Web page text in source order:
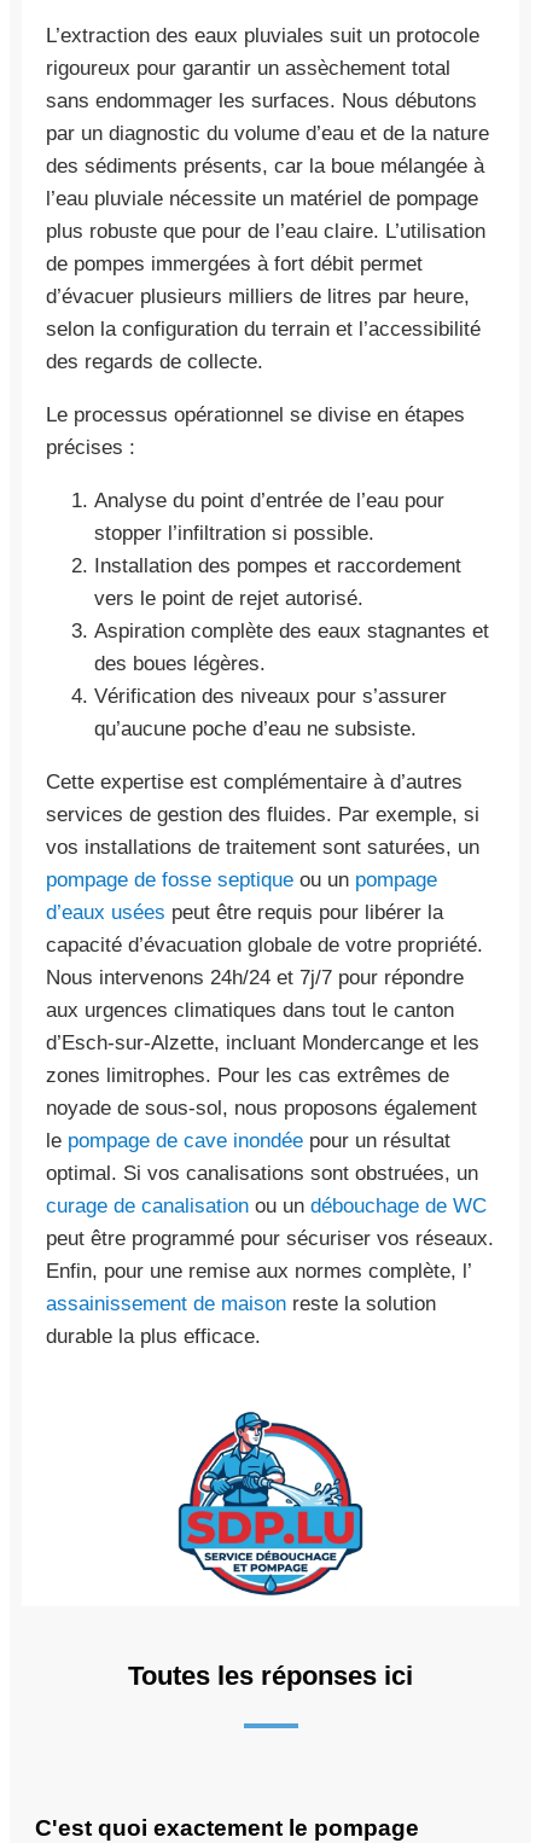
L’extraction des eaux pluviales suit un protocole
rigoureux pour garantir un assèchement total
sans endommager les surfaces. Nous débutons
par un diagnostic du volume d’eau et de la nature
des sédiments présents, car la boue mélangée à
l’eau pluviale nécessite un matériel de pompage
plus robuste que pour de l’eau claire. L’utilisation
de pompes immergées à fort débit permet
d’évacuer plusieurs milliers de litres par heure,
selon la configuration du terrain et l’accessibilité
des regards de collecte.
Le processus opérationnel se divise en étapes
précises :
Analyse du point d’entrée de l’eau pour
stopper l’infiltration si possible.
Installation des pompes et raccordement
vers le point de rejet autorisé.
Aspiration complète des eaux stagnantes et
des boues légères.
Vérification des niveaux pour s’assurer
qu’aucune poche d’eau ne subsiste.
Cette expertise est complémentaire à d’autres
services de gestion des fluides. Par exemple, si
vos installations de traitement sont saturées, un
pompage de fosse septique ou un pompage
d’eaux usées peut être requis pour libérer la
capacité d’évacuation globale de votre propriété.
Nous intervenons 24h/24 et 7j/7 pour répondre
aux urgences climatiques dans tout le canton
d’Esch-sur-Alzette, incluant Mondercange et les
zones limitrophes. Pour les cas extrêmes de
noyade de sous-sol, nous proposons également
le pompage de cave inondée pour un résultat
optimal. Si vos canalisations sont obstruées, un
curage de canalisation ou un débouchage de WC
peut être programmé pour sécuriser vos réseaux.
Enfin, pour une remise aux normes complète, l’
assainissement de maison reste la solution
durable la plus efficace.
Toutes les réponses ici
C'est quoi exactement le pompage